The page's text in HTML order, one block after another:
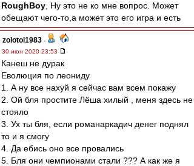
RoughBoy , Ну это не ко мне вопрос. Может
обещают чего-то,а может это его игра и есть
zolotoi1983 -
30 июн 2020 23:53
Канеш не дурак
Еволюция по леониду
1. А ну все нахуй я сейчас вам всем покажу
2. Ой бля простите Лёша хилый , меня здесь не
стояло
3. Ух ты бля, если романаркадич денег поднял
то и я смогу
4. Да ебись оно все провались
5. Бля они чемпионами стали ??? А как же я